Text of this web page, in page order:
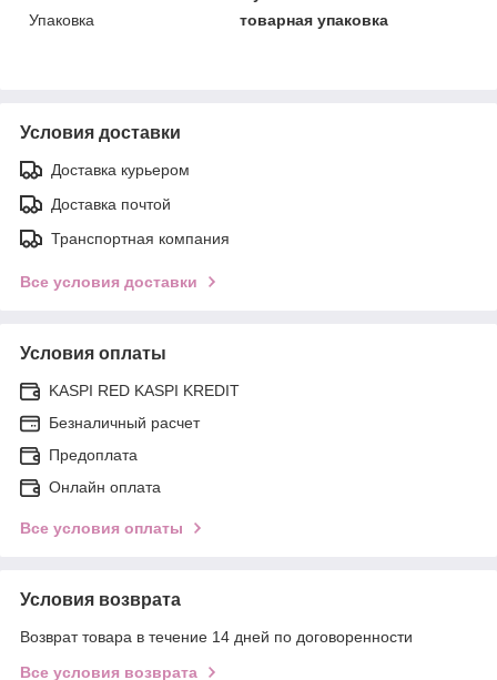
Упаковка
товарная упаковка
Условия доставки
Доставка курьером
Доставка почтой
Транспортная компания
Все условия доставки
Условия оплаты
KASPI RED KASPI KREDIT
Безналичный расчет
Предоплата
Онлайн оплата
Все условия оплаты
Условия возврата
Возврат товара в течение 14 дней по договоренности
Все условия возврата